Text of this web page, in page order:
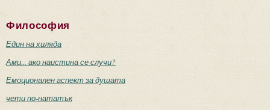
Философия
Един на хиляда
Ами... ако наистина се случи?
Емоционален аспект за душата
чети по-нататък